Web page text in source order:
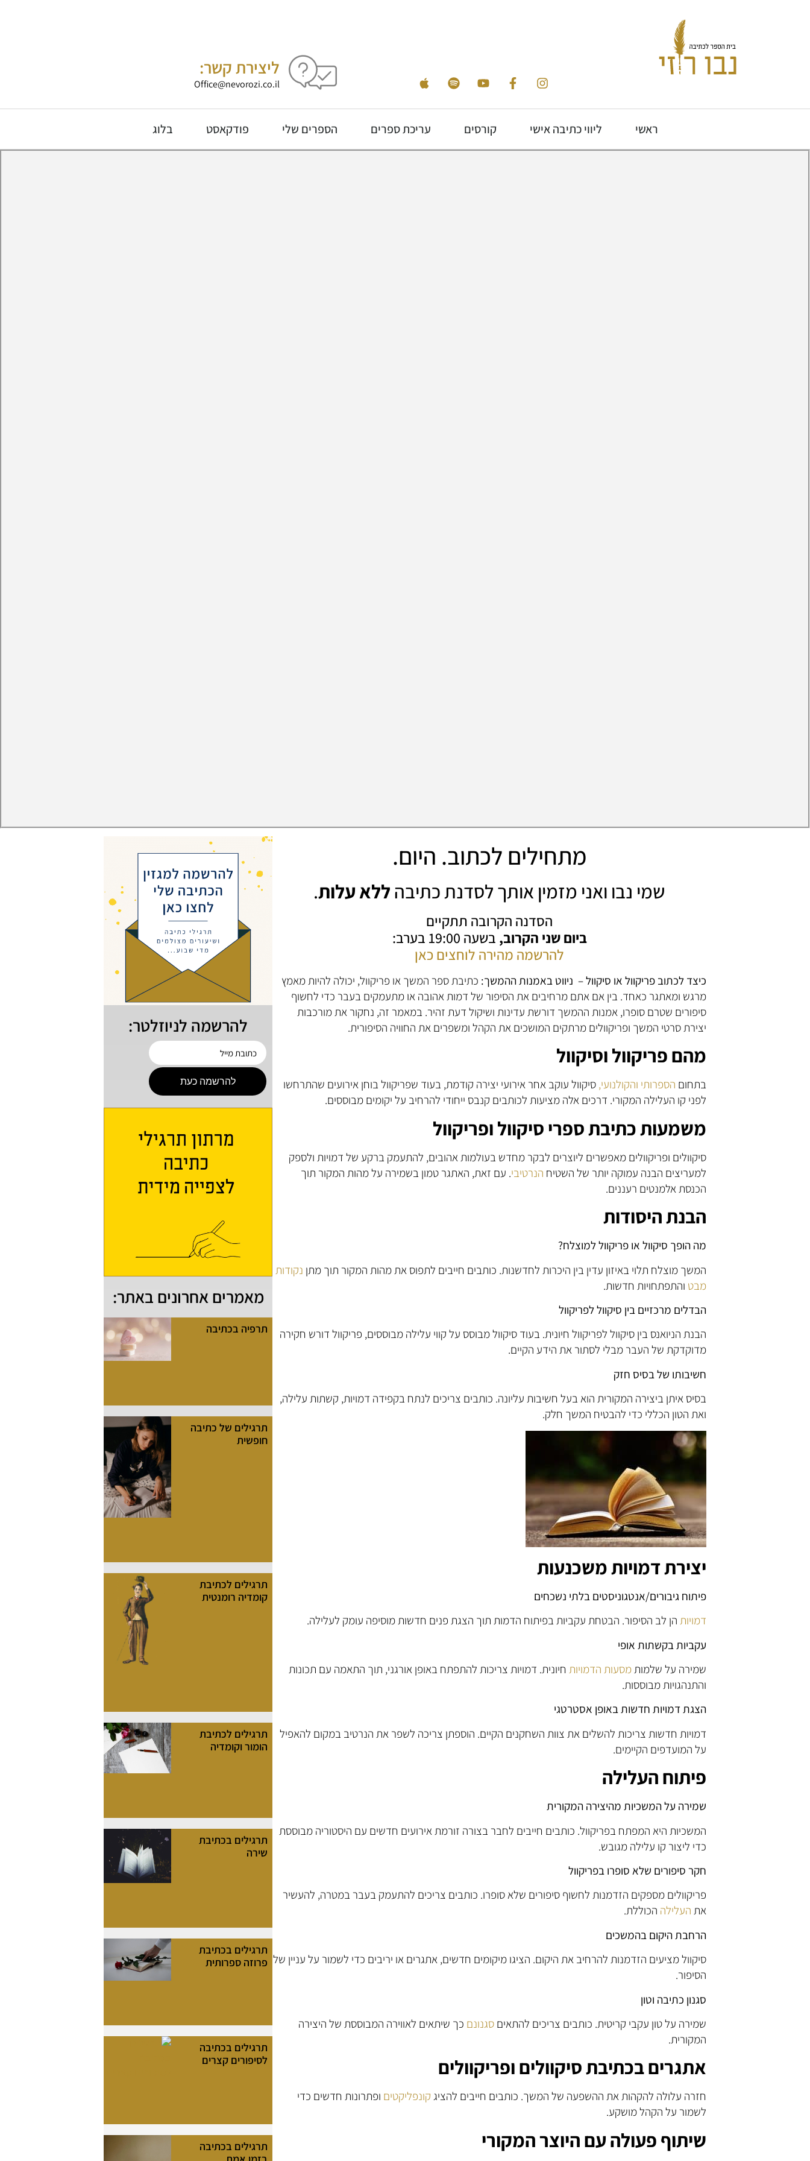
ליצירת קשר:
Office@nevorozi.co.il
ראשי ליווי כתיבה אישי קורסים עריכת ספרים הספרים שלי פודקאסט בלוג
מתחילים לכתוב. היום.
שמי נבו ואני מזמין אותך לסדנת כתיבהללא עלות.
הסדנה הקרובה תתקיים
ביום שני הקרוב, בשעה 19:00 בערב:
להרשמה מהירה לוחצים כאן
כיצד לכתוב פריקוול או סיקוול – ניווט באמנות ההמשך: כתיבת ספר המשך או פריקוול, יכולה להיות מאמץ
מרגש ומאתגר כאחד. בין אם אתם מרחיבים את הסיפור של דמות אהובה או מתעמקים בעבר כדי לחשוף
סיפורים שטרם סופרו, אמנות ההמשך דורשת עדינות ושיקול דעת זהיר. במאמר זה, נחקור את מורכבות
יצירת סרטי המשך ופריקוולים מרתקים המושכים את הקהל ומשפרים את החוויה הסיפורית.
מהם פריקוול וסיקוול
בתחום הספרותי והקולנועי, סיקוול עוקב אחר אירועי יצירה קודמת, בעוד שפריקוול בוחן אירועים שהתרחשו
לפני קו העלילה המקורי. דרכים אלה מציעות לכותבים קנבס ייחודי להרחיב על יקומים מבוססים.
משמעות כתיבת ספרי סיקוול ופריקוול
סיקוולים ופריקוולים מאפשרים ליוצרים לבקר מחדש בעולמות אהובים, להתעמק ברקע של דמויות ולספק
למעריצים הבנה עמוקה יותר של השטיח הנרטיבי. עם זאת, האתגר טמון בשמירה על מהות המקור תוך
הכנסת אלמנטים רעננים.
הבנת היסודות
מה הופך סיקוול או פריקוול למוצלח?
המשך מוצלח תלוי באיזון עדין בין היכרות לחדשנות. כותבים חייבים לתפוס את מהות המקור תוך מתן נקודות
מבט והתפתחויות חדשות.
הבדלים מרכזיים בין סיקוול לפריקוול
הבנת הניואנס בין סיקוול לפריקוול חיונית. בעוד סיקוול מבוסס על קווי עלילה מבוססים, פריקוול דורש חקירה
מדוקדקת של העבר מבלי לסתור את הידע הקיים.
חשיבותו של בסיס חזק
בסיס איתן ביצירה המקורית הוא בעל חשיבות עליונה. כותבים צריכים לנתח בקפידה דמויות, קשתות עלילה,
ואת הטון הכללי כדי להבטיח המשך חלק.
יצירת דמויות משכנעות
פיתוח גיבורים/אנטגוניסטים בלתי נשכחים
דמויות הן לב הסיפור. הבטחת עקביות בפיתוח הדמות תוך הצגת פנים חדשות מוסיפה עומק לעלילה.
עקביות בקשתות אופי
שמירה על שלמותמסעות הדמויות חיונית. דמויות צריכות להתפתח באופן אורגני, תוך התאמה עם תכונות
והתנהגויות מבוססות.
הצגת דמויות חדשות באופן אסטרטגי
דמויות חדשות צריכות להשלים את צוות השחקנים הקיים. הוספתן צריכה לשפר את הנרטיב במקום להאפיל
על המועדפים הקיימים.
פיתוח העלילה
שמירה על המשכיות מהיצירה המקורית
המשכיות היא המפתח בפריקוול. כותבים חייבים לחבר בצורה זורמת אירועים חדשים עם היסטוריה מבוססת
כדי ליצור קו עלילה מגובש.
חקר סיפורים שלא סופרו בפריקוול
פריקוולים מספקים הזדמנות לחשוף סיפורים שלא סופרו. כותבים צריכים להתעמק בעבר במטרה, להעשיר
את העלילה הכוללת.
הרחבת היקום בהמשכים
סיקוול מציעים הזדמנות להרחיב את היקום. הציגו מיקומים חדשים, אתגרים או יריבים כדי לשמור על עניין של
הסיפור.
סגנון כתיבה וטון
שמירה על טון עקבי קריטית. כותבים צריכים להתאים סגנונם כך שיתאים לאווירה המבוססת של היצירה
המקורית.
אתגרים בכתיבת סיקוולים ופריקוולים
חזרה עלולה להקהות את ההשפעה של המשך. כותבים חייבים להציג קונפליקטים ופתרונות חדשים כדי
לשמור על הקהל מושקע.
שיתוף פעולה עם היוצר המקורי
להרשמה לניוזלטר:
להרשמה כעת
מאמרים אחרונים באתר:
תרפיה בכתיבה
תרגילים של כתיבה
חופשית
תרגילים לכתיבת
קומדיה רומנטית
תרגילים לכתיבת
הומור וקומדיה
תרגילים בכתיבת
שירה
תרגילים בכתיבת
פרוזה ספרותית
תרגילים בכתיבה
לסיפורים קצרים
תרגילים בכתיבה